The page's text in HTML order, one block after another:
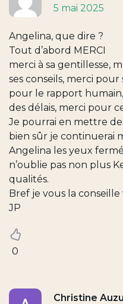
5 mai 2025
Angelina, que dire ?
Tout d’abord MERCI
merci à sa gentillesse,
ses conseils, merci
pour le rapport
des délais, merci pour
Je pourrai en mettre
bien sûr je continuerai
Angelina les yeux
n’oublie pas non plus
qualités.
Bref je vous la
JP
0
Christine